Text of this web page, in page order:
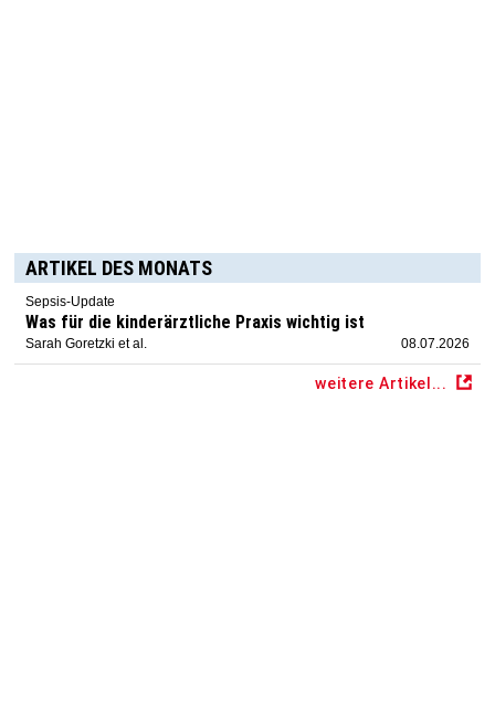
ARTIKEL DES MONATS
Sepsis-Update
Was für die kinderärztliche Praxis wichtig ist
Sarah Goretzki et al. 08.07.2026
weitere Artikel...